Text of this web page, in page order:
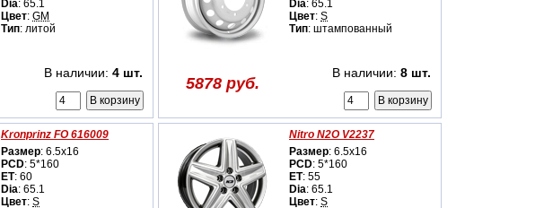
Dia: 65.1
Цвет: GM
Тип: литой
В наличии: 4 шт.
Dia: 65.1
Цвет: S
Тип: штампованный
5878 руб.
В наличии: 8 шт.
Kronprinz FO 616009
Размер: 6.5x16
PCD: 5*160
ET: 60
Dia: 65.1
Цвет: S
Nitro N2O V2237
Размер: 6.5x16
PCD: 5*160
ET: 55
Dia: 65.1
Цвет: S